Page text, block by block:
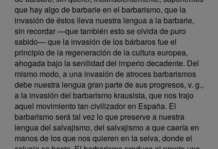
que hay algo de barbarie en el barbarismo, que la
invasión de éstos lleva nuestra lengua a la barbarie,
sin recordar —que también esto se olvida de puro
sabido— que la invasión de los bárbaros fue el
principio de la regeneración de la cultura europea,
ahogada bajo la senilidad del imperio decadente. Del
mismo modo, a una invasión de atroces barbarismos
debe nuestra lengua gran parte de sus progresos, v. g.,
a la invasión del barbarismo krausista, que nos trajo
aquel movimiento tan civilizador en España. El
barbarismo será tal vez lo que preserve a nuestra
lengua del salvajismo, del salvajismo a que caería en
manos de los que nos quieren en la selva, donde el